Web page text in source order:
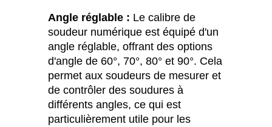
Angle réglable : Le calibre de
soudeur numérique est équipé d'un
angle réglable, offrant des options
d'angle de 60°, 70°, 80° et 90°. Cela
permet aux soudeurs de mesurer et
de contrôler des soudures à
différents angles, ce qui est
particulièrement utile pour les